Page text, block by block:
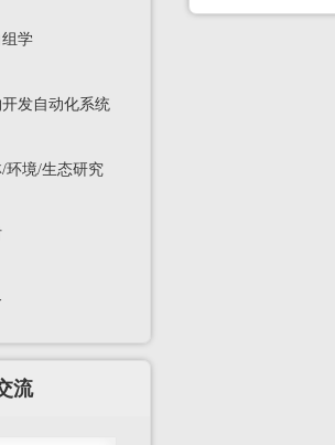
学
发自动化系统
/环境/生态研究
流